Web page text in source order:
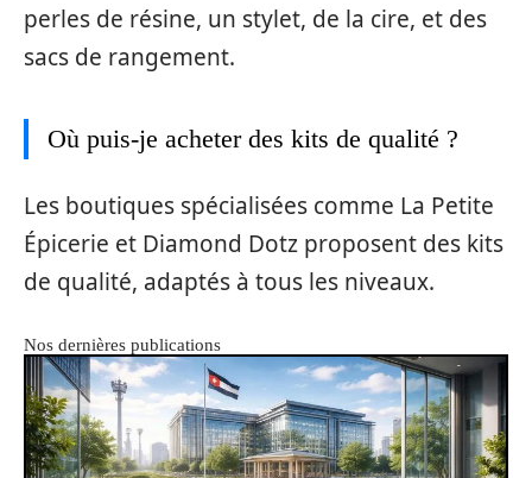
perles de résine, un stylet, de la cire, et des
sacs de rangement.
Où puis-je acheter des kits de qualité ?
Les boutiques spécialisées comme La Petite
Épicerie et Diamond Dotz proposent des kits
de qualité, adaptés à tous les niveaux.
Nos dernières publications